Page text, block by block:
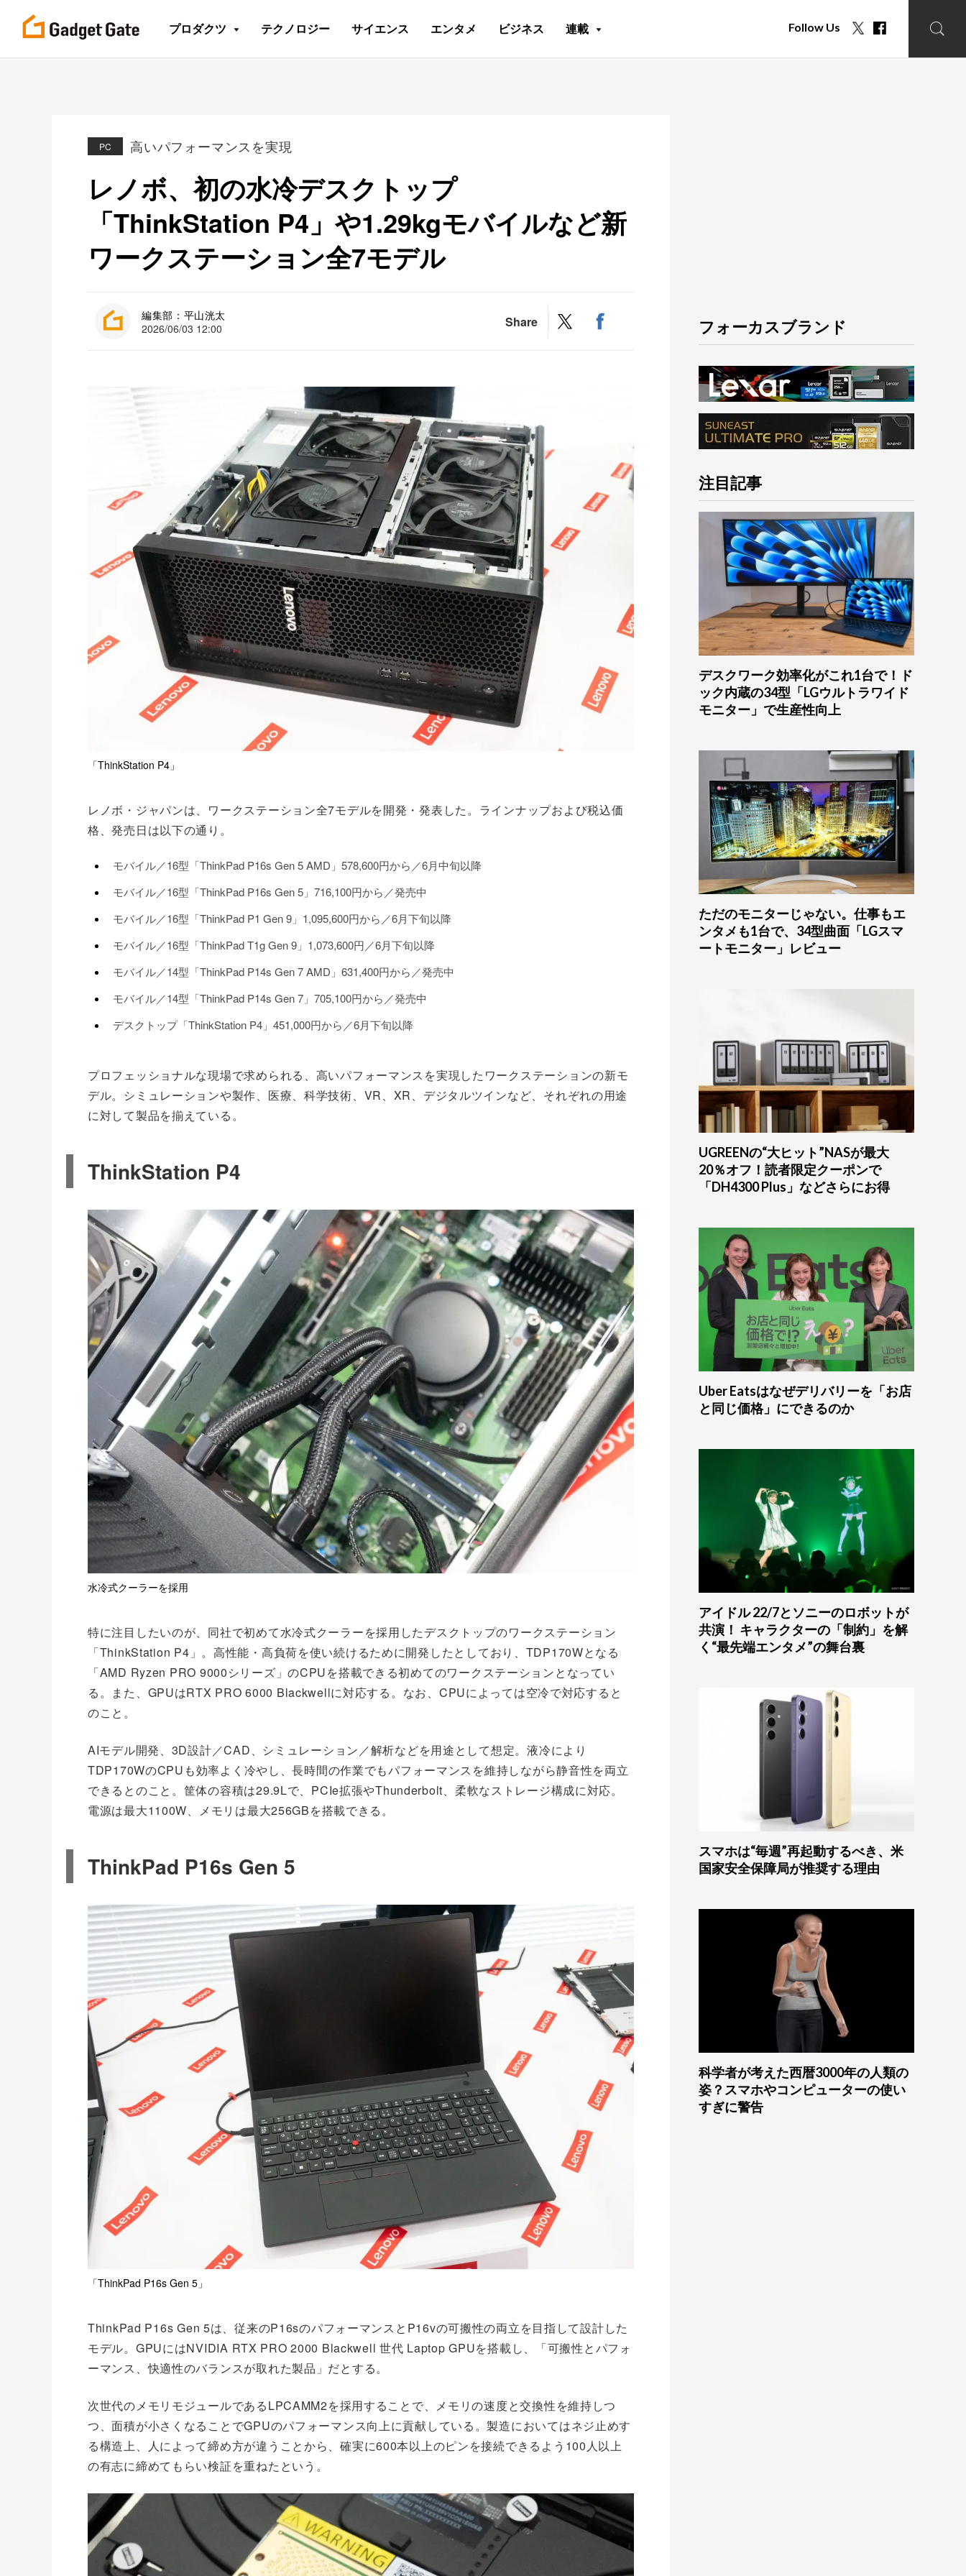
プロダクツ テクノロジー サイエンス エンタメ ビジネス 連載 Follow Us
PC 高いパフォーマンスを実現
レノボ、初の水冷デスクトップ
「ThinkStation P4」や1.29kgモバイルなど新
ワークステーション全7モデル
編集部：平山洸太
2026/06/03 12:00
Share
「ThinkStation P4」
レノボ・ジャパンは、ワークステーション全7モデルを開発・発表した。ラインナップおよび税込価
格、発売日は以下の通り。
モバイル／16型「ThinkPad P16s Gen 5 AMD」578,600円から／6月中旬以降
モバイル／16型「ThinkPad P16s Gen 5」716,100円から／発売中
モバイル／16型「ThinkPad P1 Gen 9」1,095,600円から／6月下旬以降
モバイル／16型「ThinkPad T1g Gen 9」1,073,600円／6月下旬以降
モバイル／14型「ThinkPad P14s Gen 7 AMD」631,400円から／発売中
モバイル／14型「ThinkPad P14s Gen 7」705,100円から／発売中
デスクトップ「ThinkStation P4」451,000円から／6月下旬以降
プロフェッショナルな現場で求められる、高いパフォーマンスを実現したワークステーションの新モ
デル。シミュレーションや製作、医療、科学技術、VR、XR、デジタルツインなど、それぞれの用途
に対して製品を揃えている。
ThinkStation P4
水冷式クーラーを採用
特に注目したいのが、同社で初めて水冷式クーラーを採用したデスクトップのワークステーション
「ThinkStation P4」。高性能・高負荷を使い続けるために開発したとしており、TDP170Wとなる
「AMD Ryzen PRO 9000シリーズ」のCPUを搭載できる初めてのワークステーションとなってい
る。また、GPUはRTX PRO 6000 Blackwellに対応する。なお、CPUによっては空冷で対応すると
のこと。
AIモデル開発、3D設計／CAD、シミュレーション／解析などを用途として想定。液冷により
TDP170WのCPUも効率よく冷やし、長時間の作業でもパフォーマンスを維持しながら静音性を両立
できるとのこと。筐体の容積は29.9Lで、PCIe拡張やThunderbolt、柔軟なストレージ構成に対応。
電源は最大1100W、メモリは最大256GBを搭載できる。
ThinkPad P16s Gen 5
「ThinkPad P16s Gen 5」
ThinkPad P16s Gen 5は、従来のP16sのパフォーマンスとP16vの可搬性の両立を目指して設計した
モデル。GPUにはNVIDIA RTX PRO 2000 Blackwell 世代 Laptop GPUを搭載し、「可搬性とパフォ
ーマンス、快適性のバランスが取れた製品」だとする。
次世代のメモリモジュールであるLPCAMM2を採用することで、メモリの速度と交換性を維持しつ
つ、面積が小さくなることでGPUのパフォーマンス向上に貢献している。製造においてはネジ止めす
る構造上、人によって締め方が違うことから、確実に600本以上のピンを接続できるよう100人以上
の有志に締めてもらい検証を重ねたという。
フォーカスブランド
注目記事
デスクワーク効率化がこれ1台で！ド
ック内蔵の34型「LGウルトラワイド
モニター」で生産性向上
ただのモニターじゃない。仕事もエ
ンタメも1台で、34型曲面「LGスマ
ートモニター」レビュー
UGREENの“大ヒット”NASが最大
20％オフ！読者限定クーポンで
「DH4300 Plus」などさらにお得
Uber Eatsはなぜデリバリーを「お店
と同じ価格」にできるのか
アイドル 22/7とソニーのロボットが
共演！ キャラクターの「制約」を解
く“最先端エンタメ”の舞台裏
スマホは“毎週”再起動するべき、米
国家安全保障局が推奨する理由
科学者が考えた西暦3000年の人類の
姿？スマホやコンピューターの使い
すぎに警告